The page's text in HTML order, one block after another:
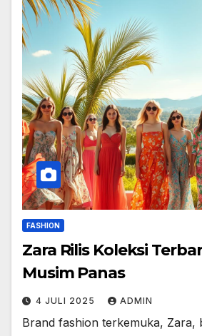
FASHION
Zara Rilis Koleksi
Musim Panas
4 JULI 2025 ADMIN
Brand fashion terkemuka, Zara,